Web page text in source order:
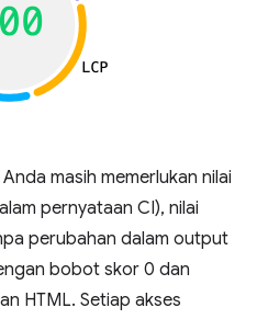
masih memerlukan nilai
pernyataan CI), nilai
perubahan dalam output
bobot skor 0 dan
HTML. Setiap akses